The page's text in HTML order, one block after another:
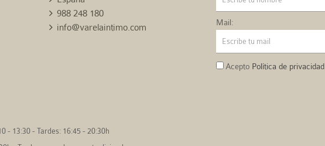
988 248 180
info@varelaintimo.com
Mail:
Acepto Política de privacidad
- 13:30 - Tardes: 16:45 - 20:30h